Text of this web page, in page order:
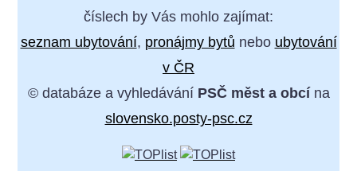
číslech by Vás mohlo zajímat:
seznam ubytování, pronájmy bytů nebo ubytování
v ČR
© databáze a vyhledávání PSČ měst a obcína
slovensko.posty-psc.cz